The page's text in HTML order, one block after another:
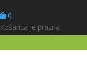
0
Košarica je prazna.